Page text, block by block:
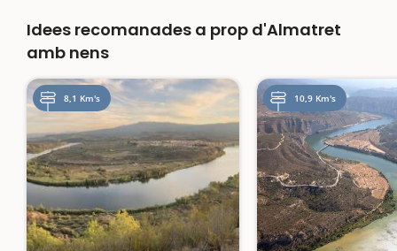
Idees recomanades a prop d'Almatret
amb nens
8,1 Km's 10,9 Km's